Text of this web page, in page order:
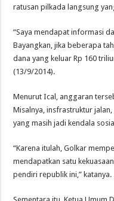
ratusan pilkada langsung
“Saya mendapat informasi
Bayangkan, jika beberapa
dana yang keluar Rp 160
(13/9/2014).
Menurut Ical, anggaran
Misalnya, insfrastruktur
yang masih jadi kendala
“Karena itulah, Golkar
mendapatkan satu
pendiri republik ini,” katanya.